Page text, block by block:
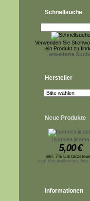
Schnellsuche
Verwenden Sie
ein Produkt zu
erweiterte
Hersteller
Neue Produkte
Ipomoea jicama
5,00€
inkl. 7%
zzgl.Versandkosten, hier
Informationen